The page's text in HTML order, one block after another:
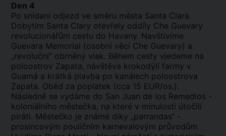
Den 4
Po snídani odjezd ve směru města Santa Clara.
Dobytím Santa Clary otevřely oddíly Che Guevary
revolucionářům cestu do Havany. Navštívíme
Guevara Memorial (osobní věci Che Guevary) a
„revoluční“ obrněný vlak. Během cesty vjedeme na
poloostrov Zapata, návštěva krokodýlí farmy v
Guamá a krátká plavba po kanálech poloostrova
Zapata. Oběd za poplatek (cca 15 EUR/os.).
Následně se vydáme do San Juan de los Remedios -
koloniálního městečka, na které v minulosti útočili
piráti. Městečko je známé díky „parrandas“ -
prosincovým pouličním karnevalovým průvodům.